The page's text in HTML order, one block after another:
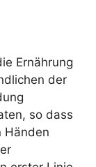
Ernährung
der
so dass
Händen